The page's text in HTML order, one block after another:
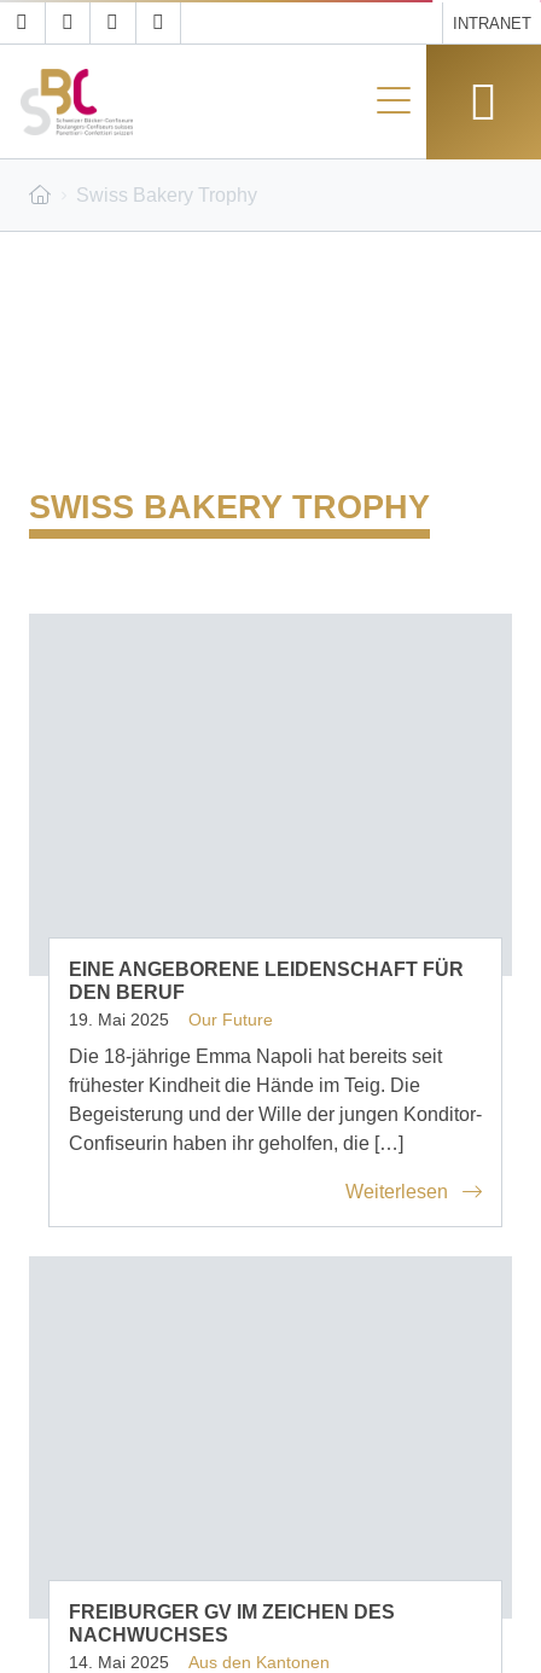
INTRANET
Swiss Bakery Trophy
SWISS BAKERY TROPHY
EINE ANGEBORENE LEIDENSCHAFT FÜR
DEN BERUF
19. Mai 2025 Our Future
Die 18-jährige Emma Napoli hat bereits seit
frühester Kindheit die Hände im Teig. Die
Begeisterung und der Wille der jungen Konditor-
Confiseurin haben ihr geholfen, die […]
Weiterlesen
FREIBURGER GV IM ZEICHEN DES
NACHWUCHSES
14. Mai 2025 Aus den Kantonen